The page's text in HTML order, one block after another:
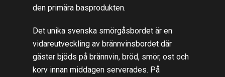
den primära basprodukten.
Det unika svenska smörgåsbordet är en
vidareutveckling av brännvinsbordet där
gäster bjöds på brännvin, bröd, smör, ost och
korv innan middagen serverades. På